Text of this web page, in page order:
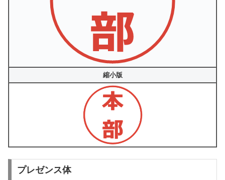
縮小版
プレゼンス体